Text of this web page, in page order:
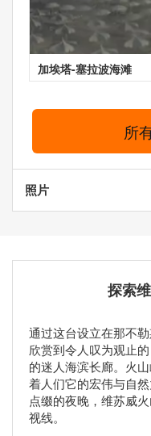
加埃塔-塞拉波海滩
所
照片
探索
通过这台设立在那不
欣赏到令人叹为观止
的迷人海滨长廊。火
着人们它的宏伟与自
点缀的夜晚，维苏威
视线。